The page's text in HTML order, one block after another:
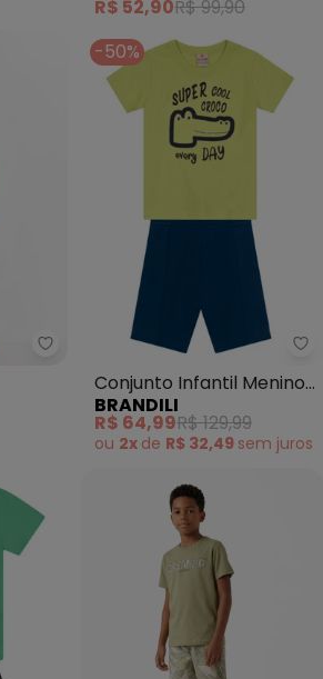
R$ 52,90R$ 99,90
Fakini - Conjunto Infantil
-50%
Conjunto Infantil Menino
de Jacaré (Verde)
BRANDILI
R$ 64,99R$ 129,99
ou 2x de R$ 32,49 sem juros